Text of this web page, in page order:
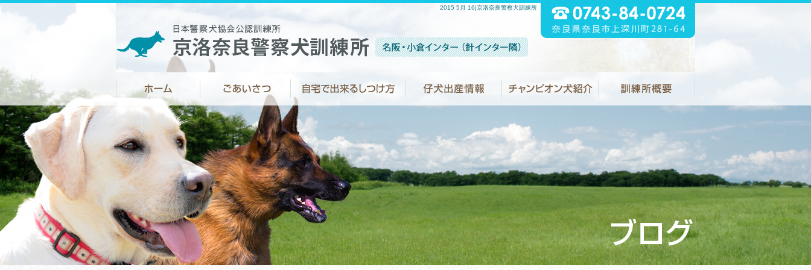
2015 5月 16|京洛奈良警察犬訓練所